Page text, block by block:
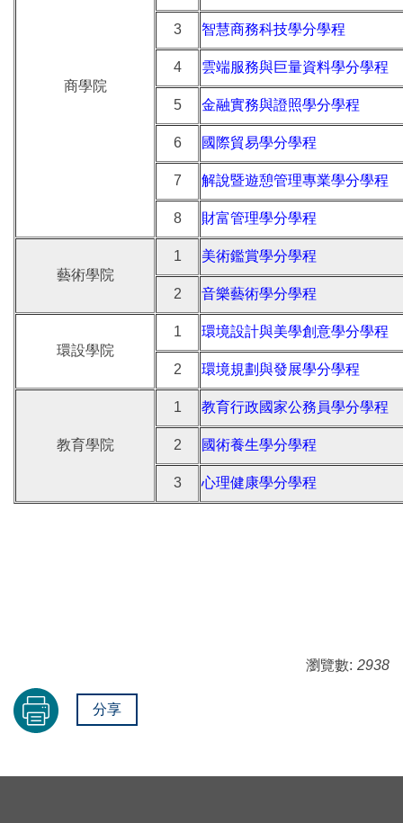
商學院
3 智慧商務科技學分學程
4 雲端服務與巨量資料學分學程
5 金融實務與證照學分學程
6 國際貿易學分學程
7 解說暨遊憩管理專業學分學程
8 財富管理學分學程
藝術學院
1 美術鑑賞學分學程
2 音樂藝術學分學程
環設學院
1 環境設計與美學創意學分學程
2 環境規劃與發展學分學程
教育學院
1 教育行政國家公務員學分學程
2 國術養生學分學程
3 心理健康學分學程
瀏覽數: 2938
分享